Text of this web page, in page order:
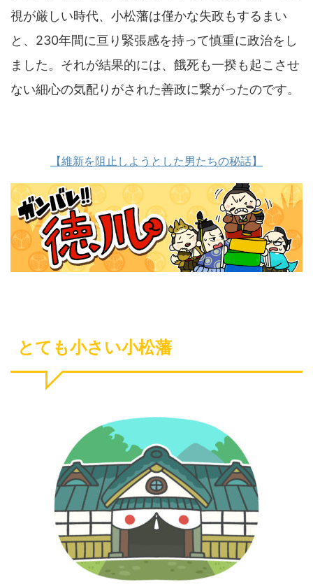
視が厳しい時代、小松藩は僅かな失政もするまい
と、230年間に亘り緊張感を持って慎重に政治をし
ました。それが結果的には、餓死も一揆も起こさせ
ない細心の気配りがされた善政に繋がったのです。
【維新を阻止しようとした男たちの秘話】
とても小さい小松藩